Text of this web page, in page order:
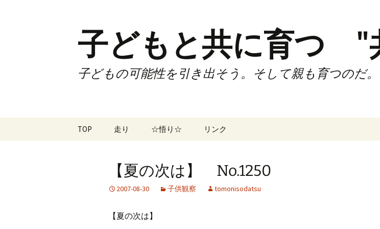
子どもと共に育つ "
子どもの可能性を引き出そう。そして親も育つのだ。
TOP 走り
試合
☆悟り☆ リンク
【夏の次は】 No.1250
2007-08-30 子供観察 tomonisodatsu
【夏の次は】